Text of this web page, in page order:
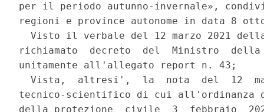
per il periodo autunno-invernale»,
regioni e province autonome in data 8
Visto il verbale del 12 marzo 2021
richiamato  decreto  del  Ministro
unitamente all'allegato report n. 43;
Vista,  altresi',  la  nota  del  12
tecnico-scientifico di cui all'ordinanza
della protezione  civile  3  febbraio